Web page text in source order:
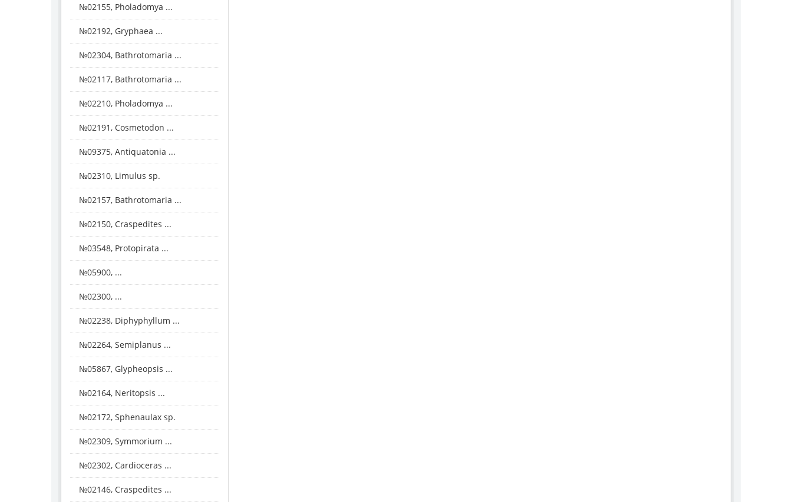
№02155, Pholadomya ...
№02192, Gryphaea ...
№02304, Bathrotomaria ...
№02117, Bathrotomaria ...
№02210, Pholadomya ...
№02191, Cosmetodon ...
№09375, Antiquatonia ...
№02310, Limulus sp.
№02157, Bathrotomaria ...
№02150, Craspedites ...
№03548, Protopirata ...
№05900, ...
№02300, ...
№02238, Diphyphyllum ...
№02264, Semiplanus ...
№05867, Glypheopsis ...
№02164, Neritopsis ...
№02172, Sphenaulax sp.
№02309, Symmorium ...
№02302, Cardioceras ...
№02146, Craspedites ...